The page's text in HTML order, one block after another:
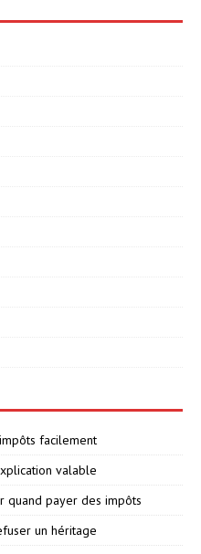
facilement
valable
quand payer des impôts
un héritage